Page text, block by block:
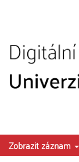
Zobrazit záznam